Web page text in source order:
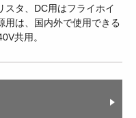
スタ、DC用はフライホイ
用は、国内外で使用できる
共用。